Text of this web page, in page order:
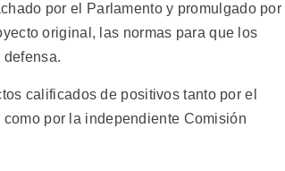
por el Parlamento y promulgado por
original, las normas para que los
calificados de positivos tanto por el
por la independiente Comisión